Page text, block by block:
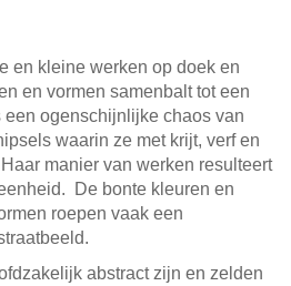
en kleine werken op doek en
en vormen samenbalt tot een
ogenschijnlijke chaos van
waarin ze met krijt, verf en
manier van werken resulteert
De bonte kleuren en
roepen vaak een
abstract zijn en zelden